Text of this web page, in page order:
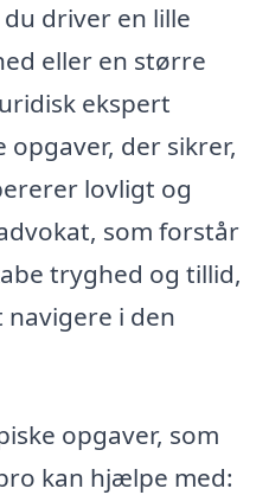
driver en lille
eller en større
ekspert
der sikrer,
lovligt og
som forstår
tryghed og tillid,
i den
opgaver, som
kan hjælpe med: